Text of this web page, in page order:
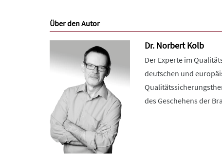
Über den Autor
Dr. Norbert Kolb
Der Experte im
deutschen und
des Geschehens der